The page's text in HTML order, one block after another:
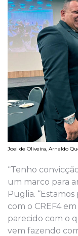
Joel de Oliveira, Arnaldo
“Tenho
um marco para
Puglia.
com o CREF4
parecido com o
vem fazendo